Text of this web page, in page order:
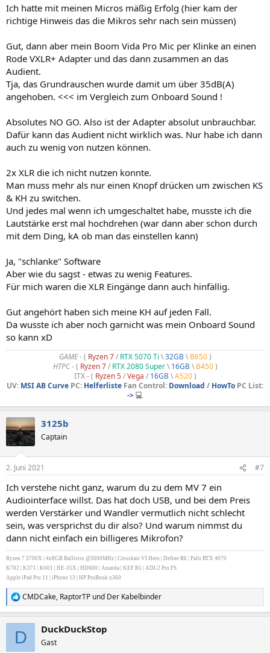
:
Ich hatte mit meinen Micros mäßig Erfolg (hier kam der
richtige Hinweis das die Mikros sehr nach sein müssen)
Gut, dann aber mein Boom Vida Pro Mic per Klinke an einen
Rode VXLR+ Adapter und das dann zusammen an das
Audient.
Tja, das Grundrauschen wurde damit um über 35dB(A)
angehoben. <<< im Vergleich zum Onboard Sound !
Absolutes NO GO. Also ist der Adapter absolut unbrauchbar.
Dafür kann das Audient nicht wirklich was. Nur habe ich dann
auch zu wenig von nutzen können.
2x XLR die ich nicht nutzen konnte.
Man muss mehr als nur einen Knopf drücken um zwischen KS
& KH zu switchen.
Und jedes mal wenn ich umgeschaltet habe, musste ich die
Lautstärke erst mal hochdrehen (war dann aber schon durch
mit dem Ding, kA ob man das einstellen kann)
Ja, "schlanke" Software
Aber wie du sagst - etwas zu wenig Features.
Für mich waren die XLR Eingänge dann auch hinfällig.
Gut angehört haben sich meine KH auf jeden Fall.
Da wusste ich aber noch garnicht was mein Onboard Sound
so kann xD
GAME- ( Ryzen 7/ RTX 5070 Ti \32GB\ B650)
HTPC -( Ryzen 7/ RTX 2080 Super\ 16GB\ B450)
ITX - ( Ryzen 5/Vega / 16GB\A520)
UV: MSI AB Curve PC: Helferliste Fan Control: Download / HowTo PC List:
->💻
3125b
Captain
2. Juni 2021 #7
Ich verstehe nicht ganz, warum du zu dem MV 7 ein
Audiointerface willst. Das hat doch USB, und bei dem Preis
werden Verstärker und Wandler vermutlich nicht schlecht
sein, was versprichst du dir also? Und warum nimmst du
dann nicht einfach ein billigeres Mikrofon?
Ryzen 7 3700X | 4x8GB Ballistix @3600MHz | Crosshair VI Hero | Define R6 | Palit RTX 4070
K702 | K371 | K601 | HE-35X | HD600 | Ananda | KEF R5 | ADI-2 Pro FS
Apple iPad Pro 11 | iPhone 13 | HP ProBook x360
R
e
CMDCake, RaptorTP und Der Kabelbinder
D DuckDuckStop
Gast